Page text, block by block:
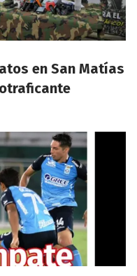
en San Matías